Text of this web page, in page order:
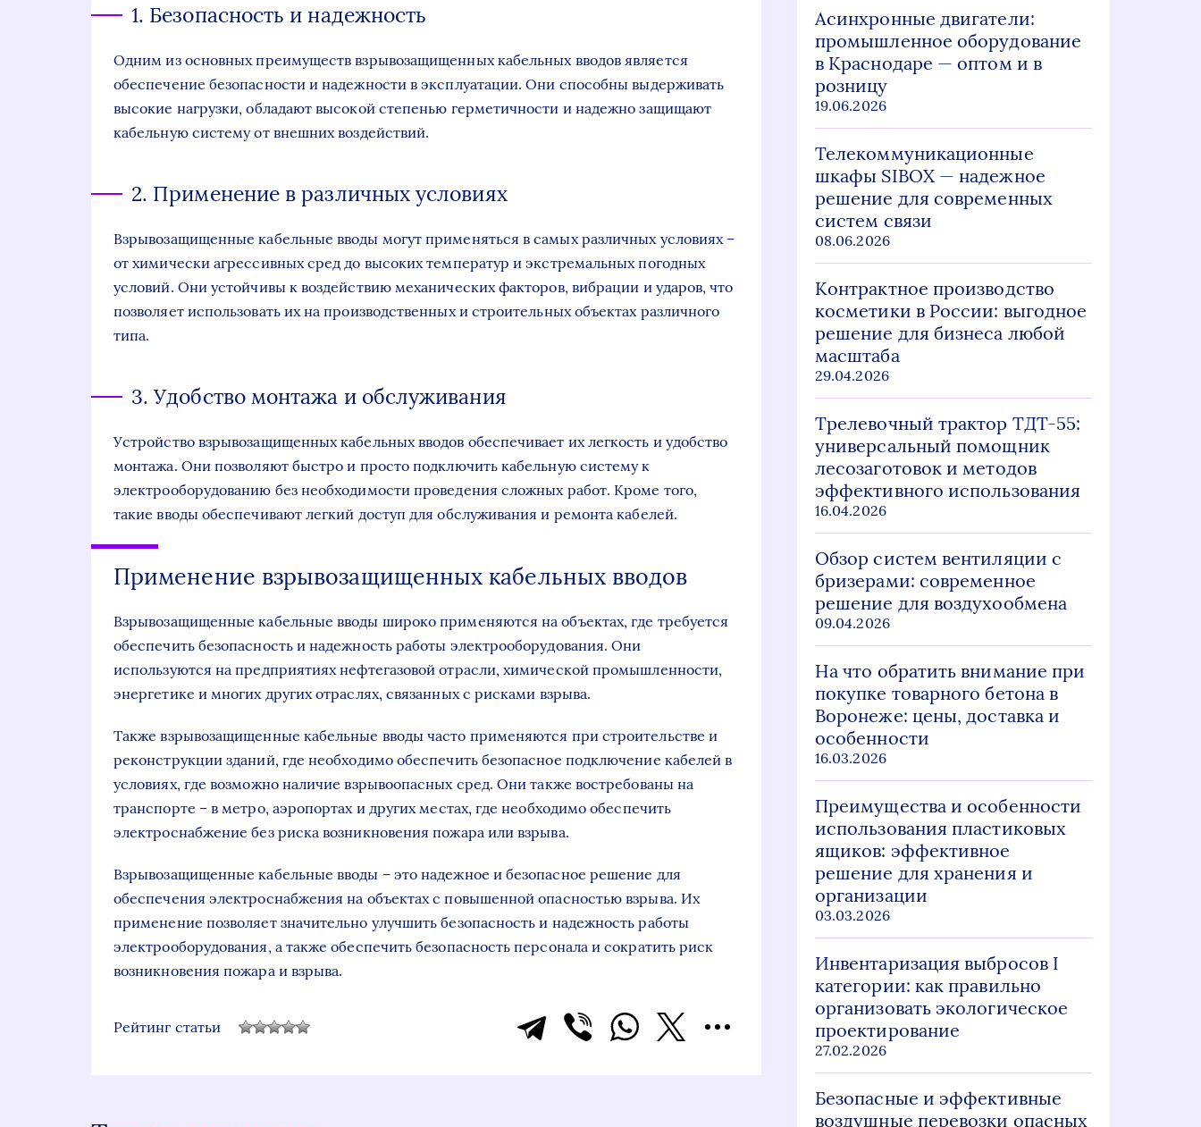
1. Безопасность и надежность
Одним из основных преимуществ взрывозащищенных кабельных вводов является
обеспечение безопасности и надежности в эксплуатации. Они способны выдерживать
высокие нагрузки, обладают высокой степенью герметичности и надежно защищают
кабельную систему от внешних воздействий.
2. Применение в различных условиях
Взрывозащищенные кабельные вводы могут применяться в самых различных условиях –
от химически агрессивных сред до высоких температур и экстремальных погодных
условий. Они устойчивы к воздействию механических факторов, вибрации и ударов, что
позволяет использовать их на производственных и строительных объектах различного
типа.
3. Удобство монтажа и обслуживания
Устройство взрывозащищенных кабельных вводов обеспечивает их легкость и удобство
монтажа. Они позволяют быстро и просто подключить кабельную систему к
электрооборудованию без необходимости проведения сложных работ. Кроме того,
такие вводы обеспечивают легкий доступ для обслуживания и ремонта кабелей.
Применение взрывозащищенных кабельных вводов
Взрывозащищенные кабельные вводы широко применяются на объектах, где требуется
обеспечить безопасность и надежность работы электрооборудования. Они
используются на предприятиях нефтегазовой отрасли, химической промышленности,
энергетике и многих других отраслях, связанных с рисками взрыва.
Также взрывозащищенные кабельные вводы часто применяются при строительстве и
реконструкции зданий, где необходимо обеспечить безопасное подключение кабелей в
условиях, где возможно наличие взрывоопасных сред. Они также востребованы на
транспорте – в метро, аэропортах и других местах, где необходимо обеспечить
электроснабжение без риска возникновения пожара или взрыва.
Взрывозащищенные кабельные вводы – это надежное и безопасное решение для
обеспечения электроснабжения на объектах с повышенной опасностью взрыва. Их
применение позволяет значительно улучшить безопасность и надежность работы
электрооборудования, а также обеспечить безопасность персонала и сократить риск
возникновения пожара и взрыва.
Рейтинг статьи
Асинхронные двигатели:
промышленное оборудование
в Краснодаре — оптом и в
розницу
19.06.2026
Телекоммуникационные
шкафы SIBOX — надежное
решение для современных
систем связи
08.06.2026
Контрактное производство
косметики в России: выгодное
решение для бизнеса любой
масштаба
29.04.2026
Трелевочный трактор ТДТ-55:
универсальный помощник
лесозаготовок и методов
эффективного использования
16.04.2026
Обзор систем вентиляции с
бризерами: современное
решение для воздухообмена
09.04.2026
На что обратить внимание при
покупке товарного бетона в
Воронеже: цены, доставка и
особенности
16.03.2026
Преимущества и особенности
использования пластиковых
ящиков: эффективное
решение для хранения и
организации
03.03.2026
Инвентаризация выбросов I
категории: как правильно
организовать экологическое
проектирование
27.02.2026
Безопасные и эффективные
воздушные перевозки опасных